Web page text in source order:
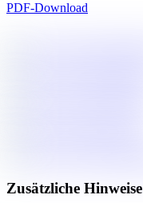
PDF-Download
Zusätzliche Hinweise